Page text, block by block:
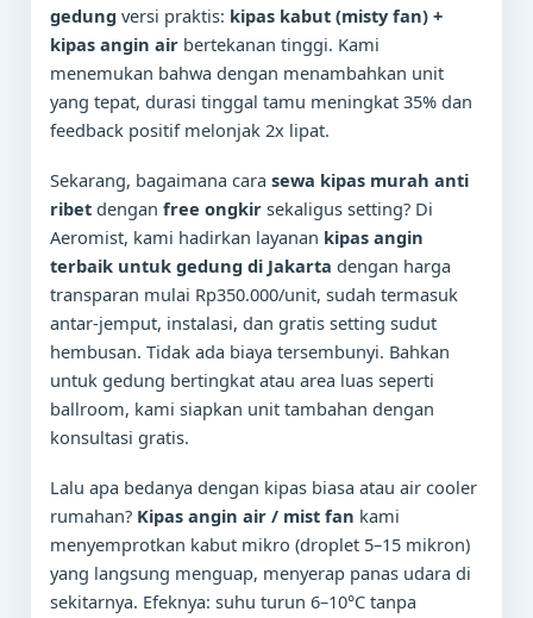
gedung versi praktis: kipas kabut (misty fan) +
kipas angin air bertekanan tinggi. Kami
menemukan bahwa dengan menambahkan unit
yang tepat, durasi tinggal tamu meningkat 35% dan
feedback positif melonjak 2x lipat.
Sekarang, bagaimana cara sewa kipas murah anti
ribet dengan free ongkir sekaligus setting? Di
Aeromist, kami hadirkan layanan kipas angin
terbaik untuk gedung di Jakarta dengan harga
transparan mulai Rp350.000/unit, sudah termasuk
antar-jemput, instalasi, dan gratis setting sudut
hembusan. Tidak ada biaya tersembunyi. Bahkan
untuk gedung bertingkat atau area luas seperti
ballroom, kami siapkan unit tambahan dengan
konsultasi gratis.
Lalu apa bedanya dengan kipas biasa atau air cooler
rumahan? Kipas angin air / mist fan kami
menyemprotkan kabut mikro (droplet 5–15 mikron)
yang langsung menguap, menyerap panas udara di
sekitarnya. Efeknya: suhu turun 6–10°C tanpa